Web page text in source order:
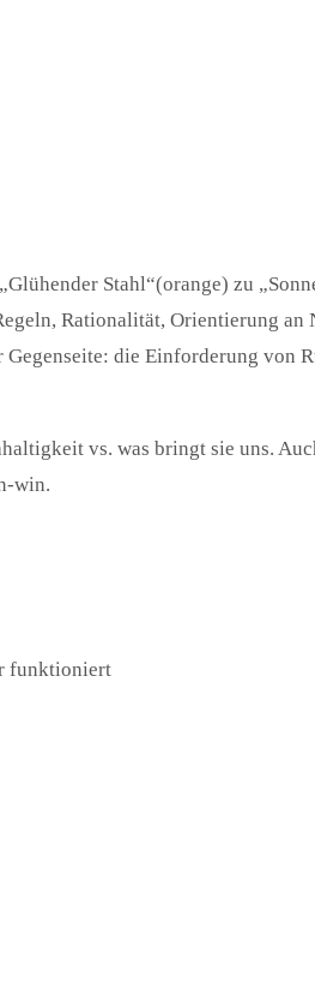
Stahl“(orange) zu
Rationalität, Orientierung an
die Einforderung von
vs. was bringt sie uns.
win.
funktioniert